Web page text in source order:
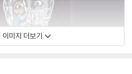
이미지 더보기